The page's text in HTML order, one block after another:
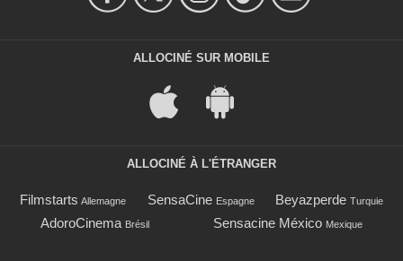
ALLOCINÉ SUR MOBILE
ALLOCINÉ À L'ÉTRANGER
Filmstarts Allemagne SensaCine Espagne Beyazperde Turquie
AdoroCinema Brésil Sensacine México Mexique